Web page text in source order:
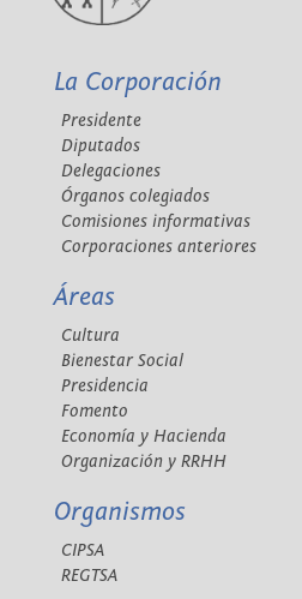
La Corporación
Presidente
Diputados
Delegaciones
Órganos colegiados
Comisiones informativas
Corporaciones anteriores
Áreas
Cultura
Bienestar Social
Presidencia
Fomento
Economía y Hacienda
Organización y RRHH
Organismos
CIPSA
REGTSA